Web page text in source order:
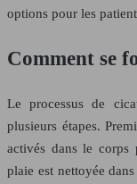
options pour les
Comment se
Le processus de
plusieurs étapes.
activés dans le corps
plaie est nettoyée